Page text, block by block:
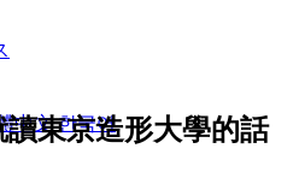
中文 한국어
讀東京造形大學的話